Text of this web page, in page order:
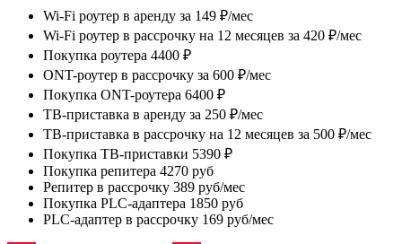
Wi-Fi роутер в аренду за 149 ₽/мес
Wi-Fi роутер в рассрочку на 12 месяцев за 420 ₽/мес
Покупка роутера 4400 ₽
ONT-роутер в рассрочку за 600 ₽/мес
Покупка ONT-роутера 6400 ₽
ТВ-приставка в аренду за 250 ₽/мес
ТВ-приставка в рассрочку на 12 месяцев за 500 ₽/мес
Покупка ТВ-приставки 5390 ₽
Покупка репитера 4270 руб
Репитер в рассрочку 389 руб/мес
Покупка PLC-адаптера 1850 руб
PLC-адаптер в рассрочку 169 руб/мес